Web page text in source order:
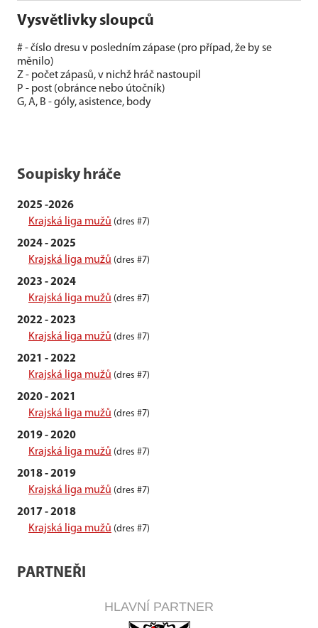
Vysvětlivky sloupců
# - číslo dresu v posledním zápase (pro případ, že by se
měnilo)
Z - počet zápasů, v nichž hráč nastoupil
P - post (obránce nebo útočník)
G, A, B - góly, asistence, body
Soupisky hráče
2025 -2026
Krajská liga mužů (dres #7)
2024 - 2025
Krajská liga mužů (dres #7)
2023 - 2024
Krajská liga mužů (dres #7)
2022 - 2023
Krajská liga mužů (dres #7)
2021 - 2022
Krajská liga mužů (dres #7)
2020 - 2021
Krajská liga mužů (dres #7)
2019 - 2020
Krajská liga mužů (dres #7)
2018 - 2019
Krajská liga mužů (dres #7)
2017 - 2018
Krajská liga mužů (dres #7)
PARTNEŘI
HLAVNÍ PARTNER